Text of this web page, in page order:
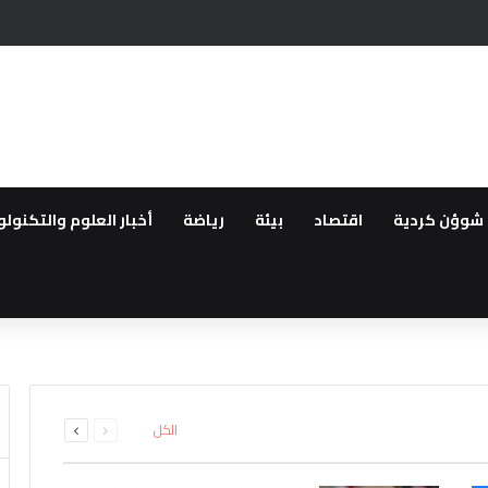
مرشح المعارضة التركية
شوؤن كردية اقتصاد بيئة رياضة أخبار العلوم
حمص وبانياس بسبب
تركيا تقيد حركة السفن
وإصابة اثنين آخرين
الكل الصفحةالصفحة